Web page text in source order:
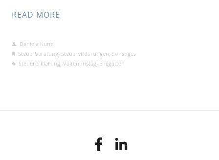
READ MORE
Daniela Kunz
Steuerberatung Steuererklärungen Sonstiges
Steuererklärung Valtentinstag Ehegatten